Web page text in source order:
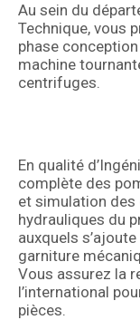
Au sein du
Technique, vous
phase
machine
centrifuges.
En qualité
complète des
et simulation
hydrauliques du
auxquels
garniture
Vous assurez la
l’international
pièces.